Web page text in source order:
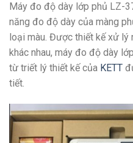
Máy đo độ dày lớp phủ LZ-
năng đo độ dày của màng
loại màu. Được thiết kế xử lý
khác nhau, máy đo độ dày
từ triết lý thiết kế của KETT
tiết.